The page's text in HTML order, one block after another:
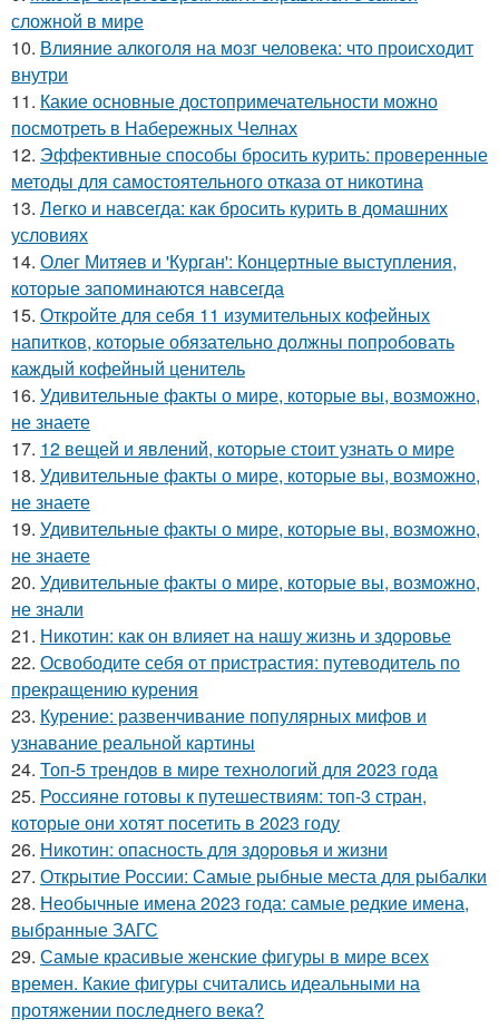
сложной в мире
10. Влияние алкоголя на мозг человека: что происходит
внутри
11. Какие основные достопримечательности можно
посмотреть в Набережных Челнах
12. Эффективные способы бросить курить: проверенные
методы для самостоятельного отказа от никотина
13. Легко и навсегда: как бросить курить в домашних
условиях
14. Олег Митяев и 'Курган': Концертные выступления,
которые запоминаются навсегда
15. Откройте для себя 11 изумительных кофейных
напитков, которые обязательно должны попробовать
каждый кофейный ценитель
16. Удивительные факты о мире, которые вы, возможно,
не знаете
17. 12 вещей и явлений, которые стоит узнать о мире
18. Удивительные факты о мире, которые вы, возможно,
не знаете
19. Удивительные факты о мире, которые вы, возможно,
не знаете
20. Удивительные факты о мире, которые вы, возможно,
не знали
21. Никотин: как он влияет на нашу жизнь и здоровье
22. Освободите себя от пристрастия: путеводитель по
прекращению курения
23. Курение: развенчивание популярных мифов и
узнавание реальной картины
24. Топ-5 трендов в мире технологий для 2023 года
25. Россияне готовы к путешествиям: топ-3 стран,
которые они хотят посетить в 2023 году
26. Никотин: опасность для здоровья и жизни
27. Открытие России: Самые рыбные места для рыбалки
28. Необычные имена 2023 года: самые редкие имена,
выбранные ЗАГС
29. Самые красивые женские фигуры в мире всех
времен. Какие фигуры считались идеальными на
протяжении последнего века?